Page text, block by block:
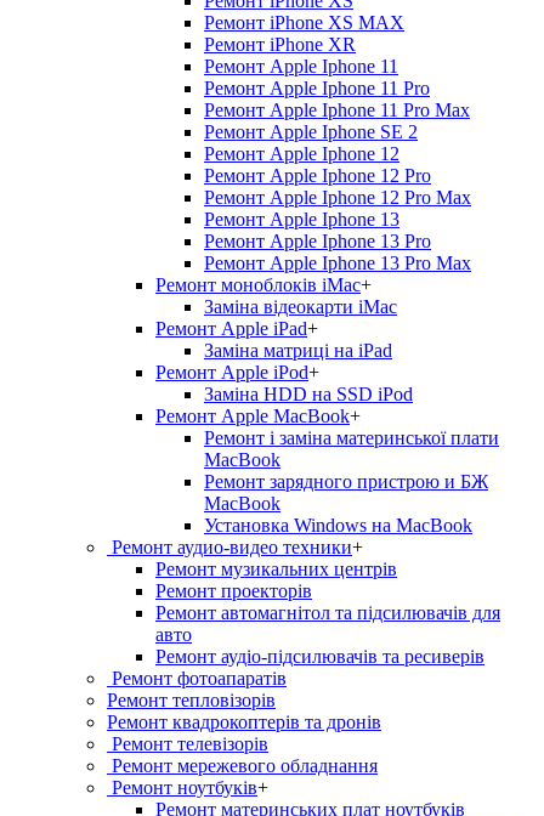
Ремонт iPhone XS MAX
Ремонт iPhone XR
Ремонт Apple Iphone 11
Ремонт Apple Iphone 11 Pro
Ремонт Apple Iphone 11 Pro Max
Ремонт Apple Iphone SE 2
Ремонт Apple Iphone 12
Ремонт Apple Iphone 12 Pro
Ремонт Apple Iphone 12 Pro Max
Ремонт Apple Iphone 13
Ремонт Apple Iphone 13 Pro
Ремонт Apple Iphone 13 Pro Max
Ремонт моноблоків iMac+
Заміна відеокарти iMac
Ремонт Apple iPad+
Заміна матриці на iPad
Ремонт Apple iPod+
Заміна HDD на SSD iPod
Ремонт Apple MacBook+
Ремонт і заміна материнської плати
MacBook
Ремонт зарядного пристрою и БЖ
MacBook
Установка Windows на MacBook
Ремонт аудио-видео техники+
Ремонт музикальних центрів
Ремонт проекторів
Ремонт автомагнітол та підсилювачів для
авто
Ремонт аудіо-підсилювачів та ресиверів
Ремонт фотоапаратів
Ремонт тепловізорів
Ремонт квадрокоптерів та дронів
Ремонт телевізорів
Ремонт мережевого обладнання
Ремонт ноутбуків+
Ремонт материнських плат ноутбуків